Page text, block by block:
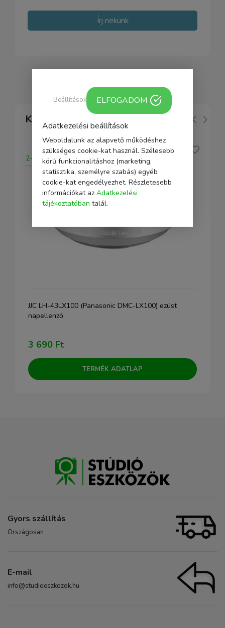
Írj nekünk
Kapcsolódó
2-5 nap
JJC LH-43LX100 (Panasonic DMC-LX100) ezüst
napellenző
3 690 Ft
TERMÉK ADATLAP
Gyors szállítás
Országosan
E-mail
info@studioeszkozok.hu
Adatkezelési beállítások
Weboldalunk az alapvető működéshez
szükséges cookie-kat használ. Szélesebb
körű funkcionalitáshoz (marketing,
statisztika, személyre szabás) egyéb
cookie-kat engedélyezhet. Részletesebb
információkat az Adatkezelési
tájékoztatóban talál.
Beállítások ELFOGADOM